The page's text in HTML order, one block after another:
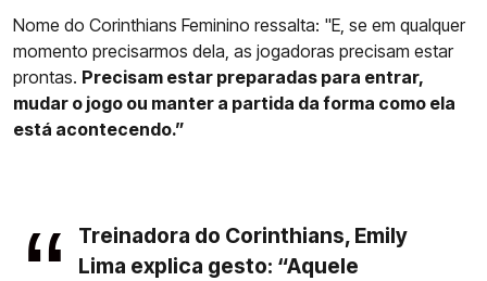
Nome do Corinthians Feminino ressalta: "E, se em qualquer
momento precisarmos dela, as jogadoras precisam estar
prontas. Precisam estar preparadas para entrar,
mudar o jogo ou manter a partida da forma como ela
está acontecendo.”
Treinadora do Corinthians, Emily
Lima explica gesto: “Aquele